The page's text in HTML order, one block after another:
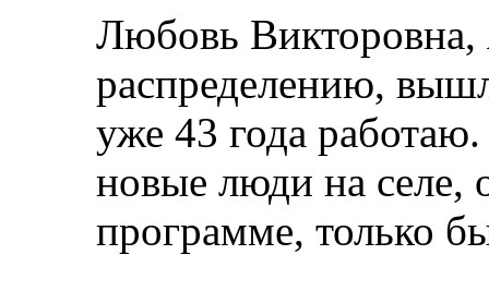
Любовь Викторовна,
распределению,
уже 43 года
новые люди на селе,
программе, только